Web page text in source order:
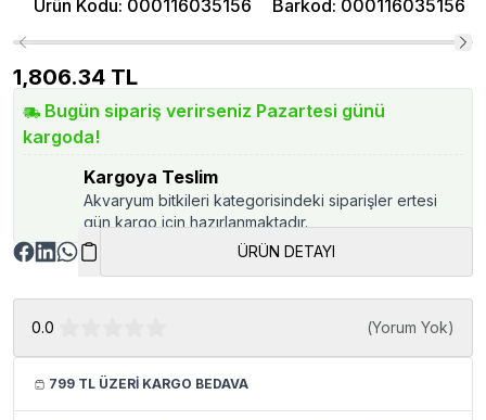
Ürün Kodu: 000116035156 Barkod: 000116035156
1,806.34 TL
Bugün sipariş verirseniz Pazartesi günü
kargoda!
Kargoya Teslim
Akvaryum bitkileri kategorisindeki siparişler ertesi
gün kargo için hazırlanmaktadır.
ÜRÜN DETAYI
0.0 (Yorum Yok)
799 TL ÜZERİ KARGO BEDAVA